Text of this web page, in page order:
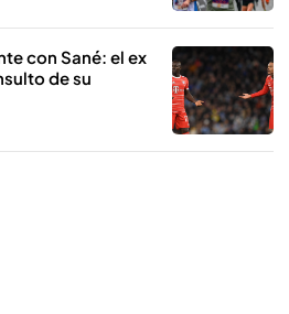
con Sané: el ex
de su